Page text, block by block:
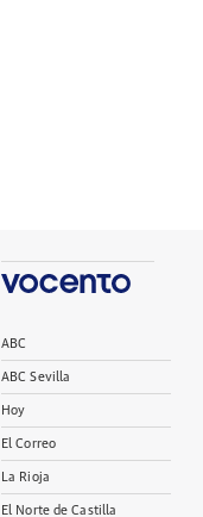
ABC
ABC Sevilla
Hoy
El Correo
La Rioja
El Norte de Castilla